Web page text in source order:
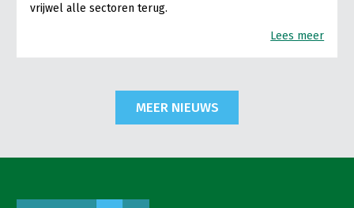
vrijwel alle sectoren terug.
Lees meer
MEER NIEUWS